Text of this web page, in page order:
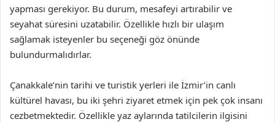
yapması gerekiyor. Bu durum, mesafeyi artırabilir ve
seyahat süresini uzatabilir. Özellikle hızlı bir ulaşım
sağlamak isteyenler bu seçeneği göz önünde
bulundurmalıdırlar.
Çanakkale’nin tarihi ve turistik yerleri ile İzmir’in canlı
kültürel havası, bu iki şehri ziyaret etmek için pek çok insanı
cezbetmektedir. Özellikle yaz aylarında tatilcilerin ilgisini